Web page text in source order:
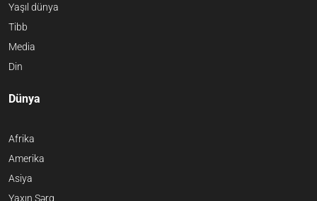
Yaşıl dünya
Tibb
Media
Din
Dünya
Afrika
Amerika
Asiya
Yaxın Şərq